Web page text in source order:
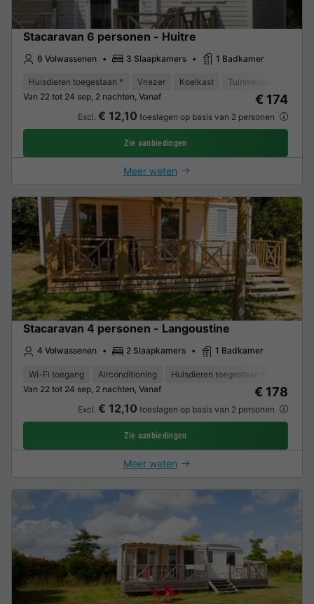
Stacaravan 6 personen - Huitre
6 Volwassenen 3 Slaapkamers 1 Badkamer
Huisdieren toegestaan * Vriezer Koelkast Tuinmeubelen
Van 22 tot 24 sep, 2 nachten, Vanaf
€ 174
Excl. € 12,10 toeslagen op basis van 2 personen
Zie aanbiedingen
Meer weten
Stacaravan 4 personen - Langoustine
4 Volwassenen 2 Slaapkamers 1 Badkamer
Wi-Fi toegang Airconditioning Huisdieren toegestaan *
Van 22 tot 24 sep, 2 nachten, Vanaf
€ 178
Excl. € 12,10 toeslagen op basis van 2 personen
Zie aanbiedingen
Meer weten